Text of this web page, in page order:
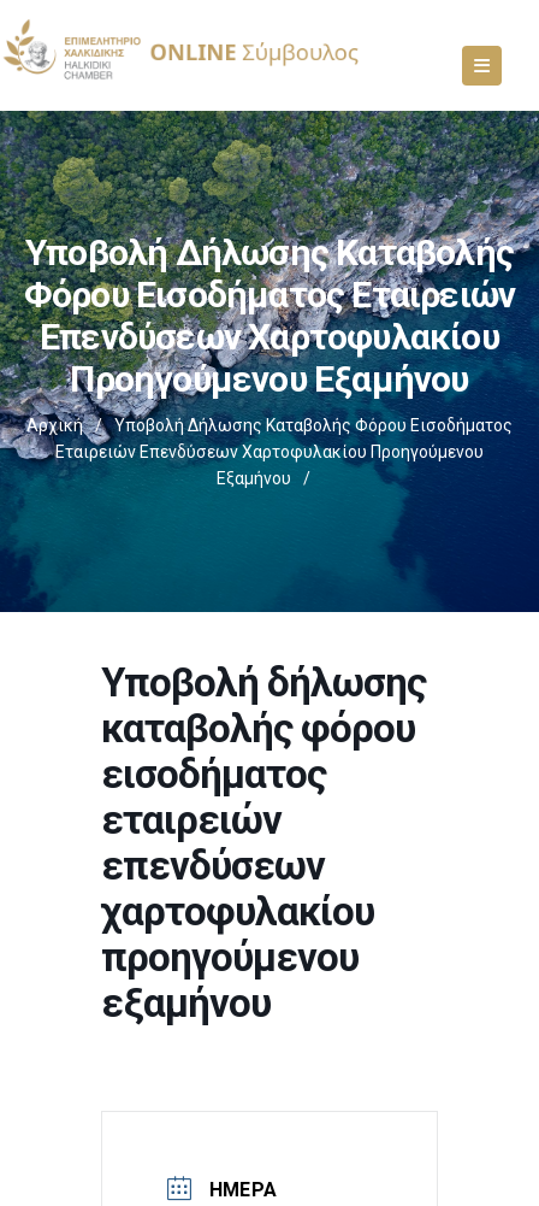
Υποβολή Δήλωσης Καταβολής
Φόρου Εισοδήματος Εταιρειών
Επενδύσεων Χαρτοφυλακίου
Προηγούμενου Εξαμήνου
Αρχική /
Υποβολή Δήλωσης Καταβολής Φόρου Εισοδήματος
Εταιρειών Επενδύσεων Χαρτοφυλακίου Προηγούμενου
Εξαμήνου
/
Υποβολή δήλωσης
καταβολής φόρου
εισοδήματος
εταιρειών
επενδύσεων
χαρτοφυλακίου
προηγούμενου
εξαμήνου
ΗΜΈΡΑ